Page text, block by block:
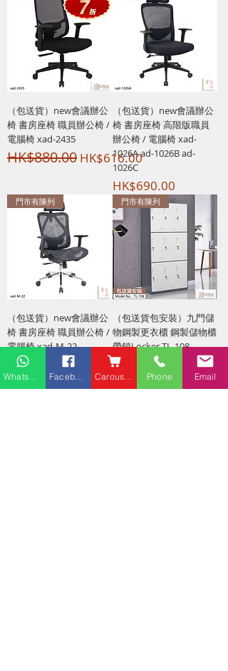
（包送貨）new會議辦公
椅 書房座椅 職員辦公椅 /
電腦椅 xad-2435
一般價格
HK$880.00 促銷價格
HK$616.00
（包送貨）new會議辦公
椅 書房座椅 高階版職員
辦公椅 / 電腦椅 xad-
1026A ad-1026B ad-
1026C
價格
HK$690.00
門市有陳列
（包送貨）new會議辦公
椅 書房座椅 職員辦公椅 /
電腦椅 xad-M-22
價格
HK$1,050.00
門市有陳列
（包送貨包安裝）九門儲
物鋼製更衣櫃 鋼製儲物櫃
帶鎖Locker TL-108
價格
HK$2,480.00
門市有陳列 門市有陳列Phone Email